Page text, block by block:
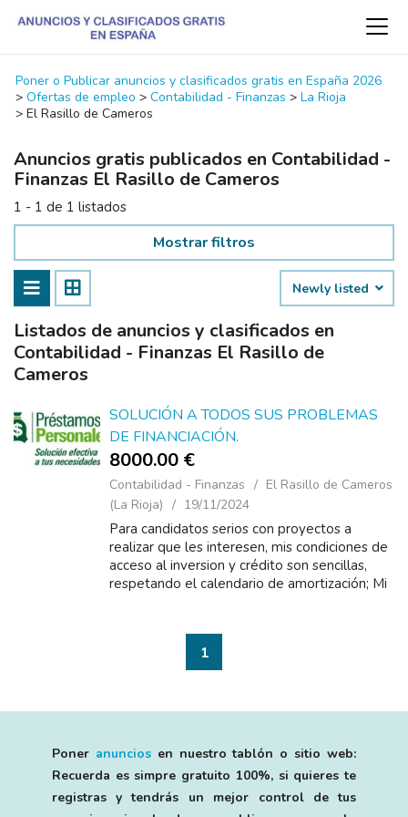
Poner o Publicar anuncios y clasificados gratis en España 2026
> Ofertas de empleo > Contabilidad - Finanzas > La Rioja
> El Rasillo de Cameros
Anuncios gratis publicados en Contabilidad -
Finanzas El Rasillo de Cameros
1 - 1 de 1 listados
Mostrar filtros
Newly listed
Listados de anuncios y clasificados en
Contabilidad - Finanzas El Rasillo de
Cameros
SOLUCIÓN A TODOS SUS PROBLEMAS
DE FINANCIACIÓN.
8000.00 €
Contabilidad - Finanzas
El Rasillo de Cameros
(La Rioja)
19/11/2024
Para candidatos serios con proyectos a
realizar que les interesen, mis condiciones de
acceso al inversion y crédito son sencillas,
respetando el calendario de amortización; Mi
1
Poner anunciosen nuestro tablón o sitio web:
Recuerda es simpre gratuito 100%, si quieres te
registras y tendrás un mejor control de tus